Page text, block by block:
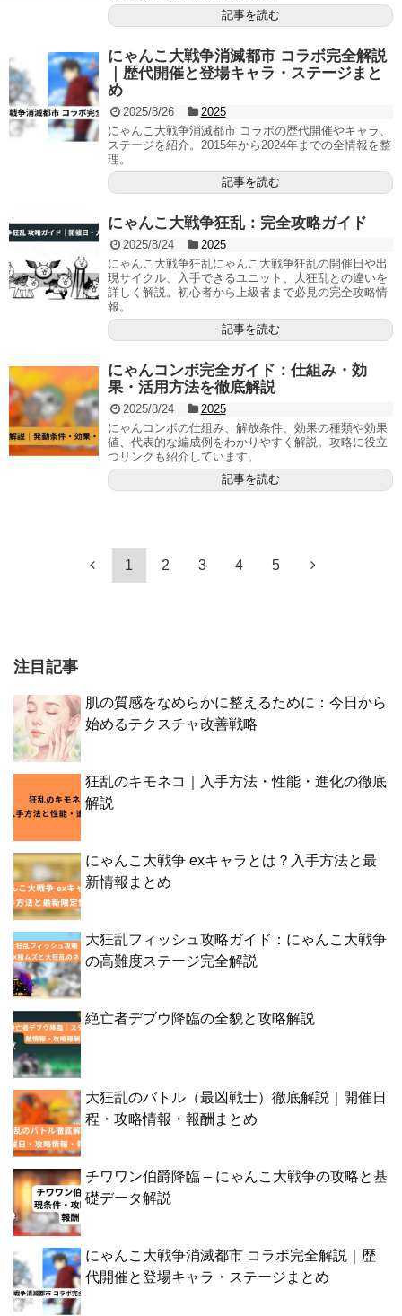
記事を読む
にゃんこ大戦争消滅都市 コラボ完全解説
｜歴代開催と登場キャラ・ステージまと
め
2025/8/26
2025
にゃんこ大戦争消滅都市 コラボの歴代開催やキャラ、
ステージを紹介。2015年から2024年までの全情報を整
理。
記事を読む
にゃんこ大戦争狂乱：完全攻略ガイド
2025/8/24
2025
にゃんこ大戦争狂乱にゃんこ大戦争狂乱の開催日や出
現サイクル、入手できるユニット、大狂乱との違いを
詳しく解説。初心者から上級者まで必見の完全攻略情
報。
記事を読む
にゃんコンボ完全ガイド：仕組み・効
果・活用方法を徹底解説
2025/8/24
2025
にゃんコンボの仕組み、解放条件、効果の種類や効果
値、代表的な編成例をわかりやすく解説。攻略に役立
つリンクも紹介しています。
記事を読む
1 2 3 4 5
注目記事
肌の質感をなめらかに整えるために：今日から
始めるテクスチャ改善戦略
狂乱のキモネコ｜入手方法・性能・進化の徹底
解説
にゃんこ大戦争 exキャラとは？入手方法と最
新情報まとめ
大狂乱フィッシュ攻略ガイド：にゃんこ大戦争
の高難度ステージ完全解説
絶亡者デブウ降臨の全貌と攻略解説
大狂乱のバトル（最凶戦士）徹底解説｜開催日
程・攻略情報・報酬まとめ
チワワン伯爵降臨 – にゃんこ大戦争の攻略と基
礎データ解説
にゃんこ大戦争消滅都市 コラボ完全解説｜歴
代開催と登場キャラ・ステージまとめ